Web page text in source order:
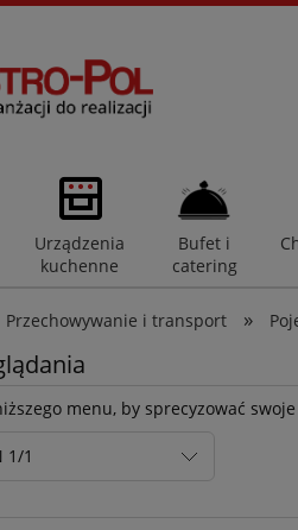
Urządzenia
kuchenne
Bufet i
catering
Przechowywanie i transport »
menu, by sprecyzować
1/1